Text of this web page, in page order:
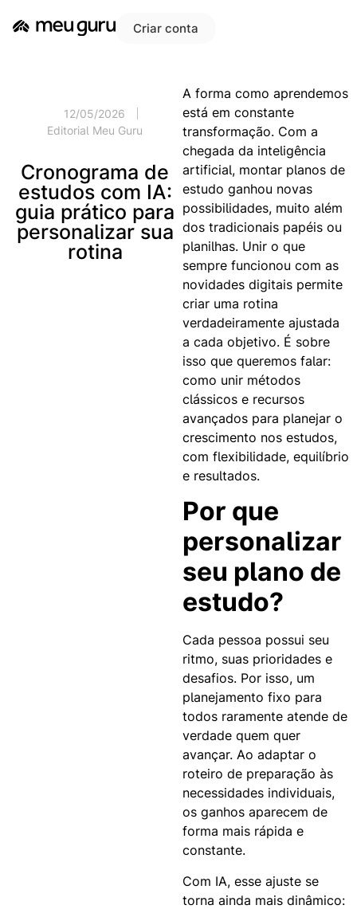
Criar conta
12/05/2026
Editorial Meu Guru
Cronograma de
estudos com IA:
guia prático para
personalizar sua
rotina
A forma como aprendemos
está em constante
transformação. Com a
chegada da inteligência
artificial, montar planos de
estudo ganhou novas
possibilidades, muito além
dos tradicionais papéis ou
planilhas. Unir o que
sempre funcionou com as
novidades digitais permite
criar uma rotina
verdadeiramente ajustada
a cada objetivo. É sobre
isso que queremos falar:
como unir métodos
clássicos e recursos
avançados para planejar o
crescimento nos estudos,
com flexibilidade, equilíbrio
e resultados.
Por que
personalizar
seu plano de
estudo?
Cada pessoa possui seu
ritmo, suas prioridades e
desafios. Por isso, um
planejamento fixo para
todos raramente atende de
verdade quem quer
avançar. Ao adaptar o
roteiro de preparação às
necessidades individuais,
os ganhos aparecem de
forma mais rápida e
constante.
Com IA, esse ajuste se
torna ainda mais dinâmico: